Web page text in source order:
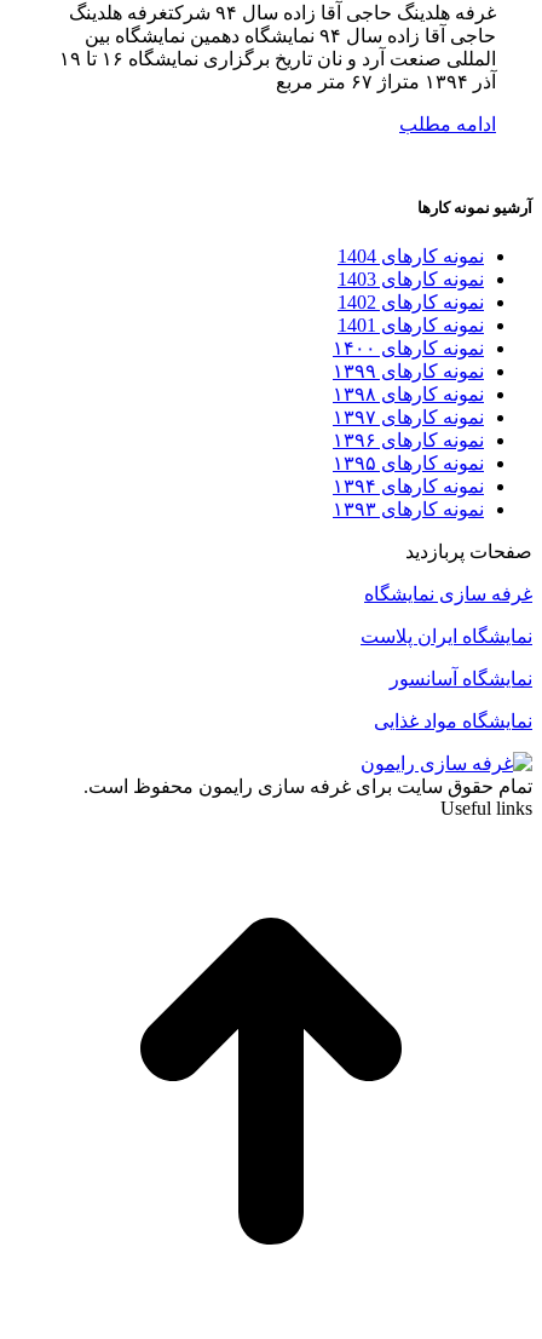
غرفه هلدینگ حاجی آقا زاده سال ۹۴ شرکتغرفه هلدینگ
حاجی آقا زاده سال ۹۴ نمایشگاه دهمين نمایشگاه بین
المللی صنعت آرد و نان تاریخ برگزاری نمایشگاه ۱۶ تا ۱۹
آذر ۱۳۹۴ متراژ ۶۷ متر مربع
ادامه مطلب
آرشیو نمونه کارها
نمونه کارهای 1404
نمونه کارهای 1403
نمونه کارهای 1402
نمونه کارهای 1401
نمونه کارهای ۱۴۰۰
نمونه کارهای ۱۳۹۹
نمونه کارهای ۱۳۹۸
نمونه کارهای ۱۳۹۷
نمونه کارهای ۱۳۹۶
نمونه کارهای ۱۳۹۵
نمونه کارهای ۱۳۹۴
نمونه کارهای ۱۳۹۳
صفحات پربازدید
غرفه سازی نمایشگاه
نمایشگاه ایران پلاست
نمایشگاه آسانسور
نمایشگاه مواد غذایی
تمام حقوق سایت برای غرفه سازی رایمون محفوظ است.
Useful links